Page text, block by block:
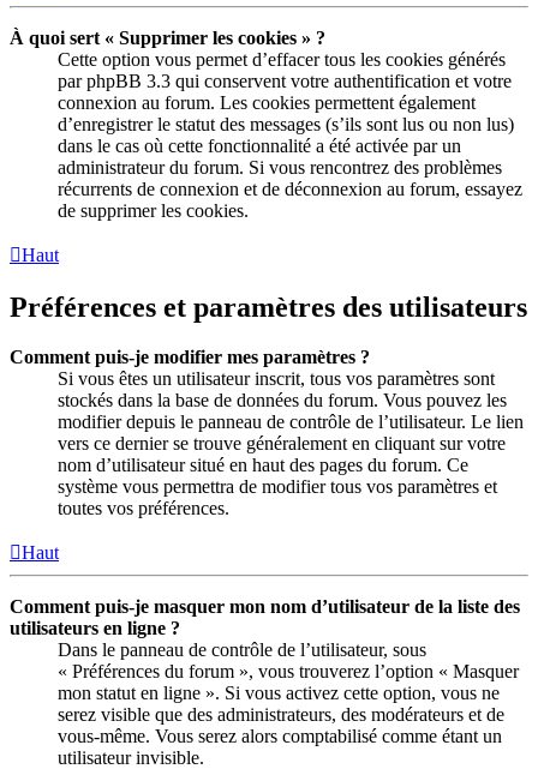
À quoi sert « Supprimer les cookies » ?
Cette option vous permet d’effacer tous les cookies générés
par phpBB 3.3 qui conservent votre authentification et votre
connexion au forum. Les cookies permettent également
d’enregistrer le statut des messages (s’ils sont lus ou non lus)
dans le cas où cette fonctionnalité a été activée par un
administrateur du forum. Si vous rencontrez des problèmes
récurrents de connexion et de déconnexion au forum, essayez
de supprimer les cookies.
Haut
Préférences et paramètres des utilisateurs
Comment puis-je modifier mes paramètres ?
Si vous êtes un utilisateur inscrit, tous vos paramètres sont
stockés dans la base de données du forum. Vous pouvez les
modifier depuis le panneau de contrôle de l’utilisateur. Le lien
vers ce dernier se trouve généralement en cliquant sur votre
nom d’utilisateur situé en haut des pages du forum. Ce
système vous permettra de modifier tous vos paramètres et
toutes vos préférences.
Haut
Comment puis-je masquer mon nom d’utilisateur de la liste des
utilisateurs en ligne ?
Dans le panneau de contrôle de l’utilisateur, sous
« Préférences du forum », vous trouverez l’option « Masquer
mon statut en ligne ». Si vous activez cette option, vous ne
serez visible que des administrateurs, des modérateurs et de
vous-même. Vous serez alors comptabilisé comme étant un
utilisateur invisible.